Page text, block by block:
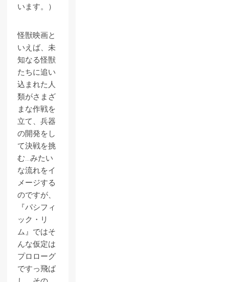
います。）
怪獣映画と
いえば、未
知なる怪獣
たちに追い
込まれた人
類がさまざ
まな作戦を
立て、兵器
の開発をし
て決戦を挑
む…みたい
な流れをイ
メージする
のですが、
『パシフィ
ック・リ
ム』ではそ
んな仮定は
プロローグ
ですっ飛ば